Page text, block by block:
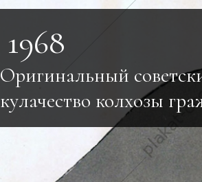
1968
Оригинальный
кулачество колхозы